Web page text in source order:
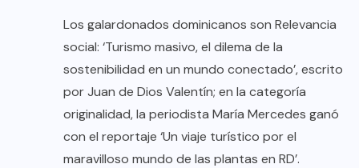
Los galardonados dominicanos son Relevancia
social: ‘Turismo masivo, el dilema de la
sostenibilidad en un mundo conectado’, escrito
por Juan de Dios Valentín; en la categoría
originalidad, la periodista María Mercedes ganó
con el reportaje ‘Un viaje turístico por el
maravilloso mundo de las plantas en RD’.